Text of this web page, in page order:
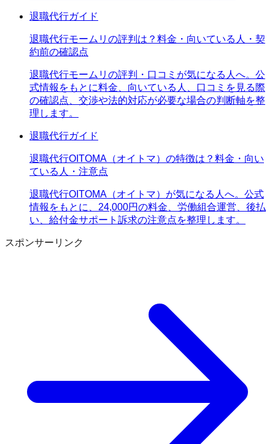
退職代行ガイド
退職代行モームリの評判は？料金・向いている人・契
約前の確認点
退職代行モームリの評判・口コミが気になる人へ。公
式情報をもとに料金、向いている人、口コミを見る際
の確認点、交渉や法的対応が必要な場合の判断軸を整
理します。
退職代行ガイド
退職代行OITOMA（オイトマ）の特徴は？料金・向い
ている人・注意点
退職代行OITOMA（オイトマ）が気になる人へ。公式
情報をもとに、24,000円の料金、労働組合運営、後払
い、給付金サポート訴求の注意点を整理します。
スポンサーリンク